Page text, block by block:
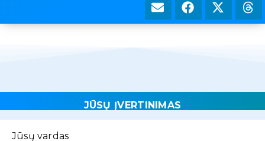
JŪSŲ ĮVERTINIMAS
Jūsų vardas